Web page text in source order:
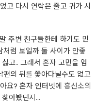
고 다시 연락은 줄고 귀가 시
주변 친구들한테 하기도 민
럼 보일까 둘 사이가 안좋
고.. 그래서 혼자 고민을 엄
편의 뒤를 쫓아다닐수도 없고
요? 혼자 인터넷에 흥신소의
아봤던지...